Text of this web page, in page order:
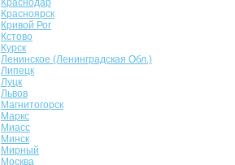
Краснодар
Красноярск
Кривой Рог
Кстово
Курск
Ленинское (Ленинградская Обл.)
Липецк
Луцк
Львов
Магнитогорск
Маркс
Миасс
Минск
Мирный
Москва